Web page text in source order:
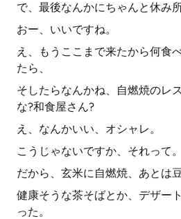
で、最後なんかにちゃんと休み
おー、いいですね。
え、もうここまで来たから何食
たら、
そしたらなんかね、自燃焼のレ
な?和食屋さん?
え、なんかいい、オシャレ。
こうじゃないですか、それって。
だから、玄米に自燃焼、あとは
健康そうな茶そばとか、デザー
った。